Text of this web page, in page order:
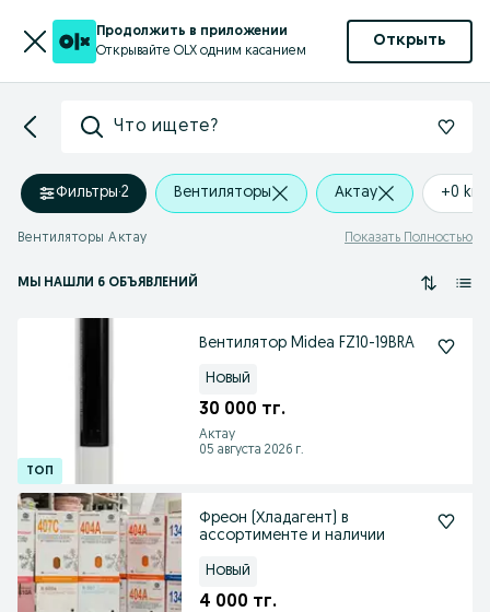
Продолжить в приложении
Открывайте OLX одним касанием
Открыть
Что ищете?
Фильтры·2 Вентиляторы Актау +0 km
Вентиляторы Актау Показать Полностью
МЫ НАШЛИ 6 ОБЪЯВЛЕНИЙ
Вентилятор Midea FZ10-19BRA
Новый
30 000 тг.
Актау
05 августа 2026 г.
Фреон (Хладагент) в
ассортименте и наличии
Новый
4 000 тг.